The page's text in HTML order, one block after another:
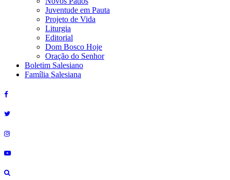
Juventude em Pauta
Projeto de Vida
Liturgia
Editorial
Dom Bosco Hoje
Oração do Senhor
Boletim Salesiano
Família Salesiana